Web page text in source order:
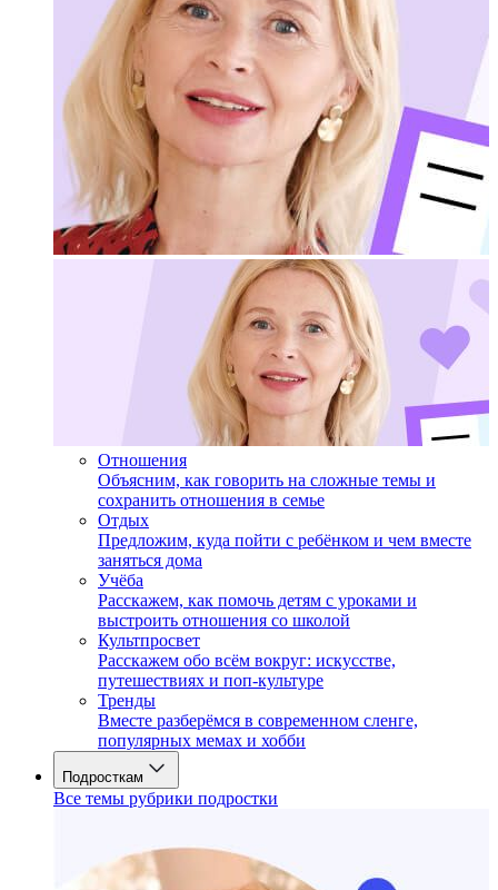
Отношения
Объясним, как говорить на сложные темы и
сохранить отношения в семье
Отдых
Предложим, куда пойти с ребёнком и чем вместе
заняться дома
Учёба
Расскажем, как помочь детям с уроками и
выстроить отношения со школой
Культпросвет
Расскажем обо всём вокруг: искусстве,
путешествиях и поп-культуре
Тренды
Вместе разберёмся в современном сленге,
популярных мемах и хобби
Подросткам
Все темы рубрики подростки